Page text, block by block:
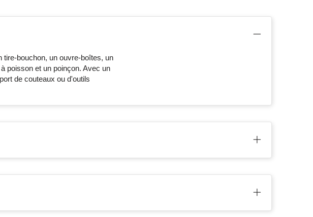
tire-bouchon, un ouvre-boîtes, un
poisson et un poinçon. Avec un
de couteaux ou d'outils